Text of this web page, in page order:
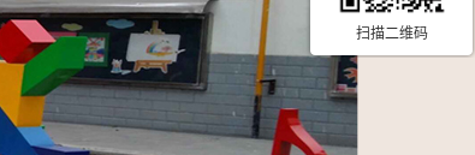
联系我们
扫描二维码